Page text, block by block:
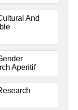
And
Aperitif